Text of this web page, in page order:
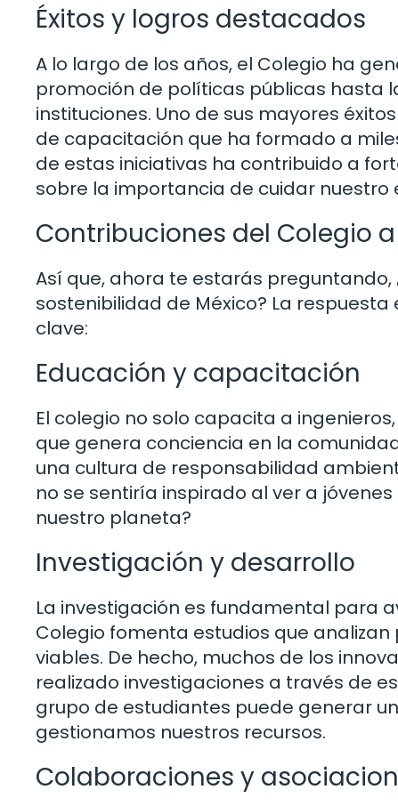
Éxitos y logros destacados
A lo largo de los años, el Colegio ha
promoción de políticas públicas hasta
instituciones. Uno de sus mayores
de capacitación que ha formado a
de estas iniciativas ha contribuido a
sobre la importancia de cuidar nuestro
Contribuciones del Colegio
Así que, ahora te estarás
sostenibilidad de México? La
clave:
Educación y capacitación
El colegio no solo capacita a
que genera conciencia en la
una cultura de responsabilidad
no se sentiría inspirado al ver a
nuestro planeta?
Investigación y desarrollo
La investigación es fundamental para
Colegio fomenta estudios que
viables. De hecho, muchos de los
realizado investigaciones a través de
grupo de estudiantes puede generar
gestionamos nuestros recursos.
Colaboraciones y